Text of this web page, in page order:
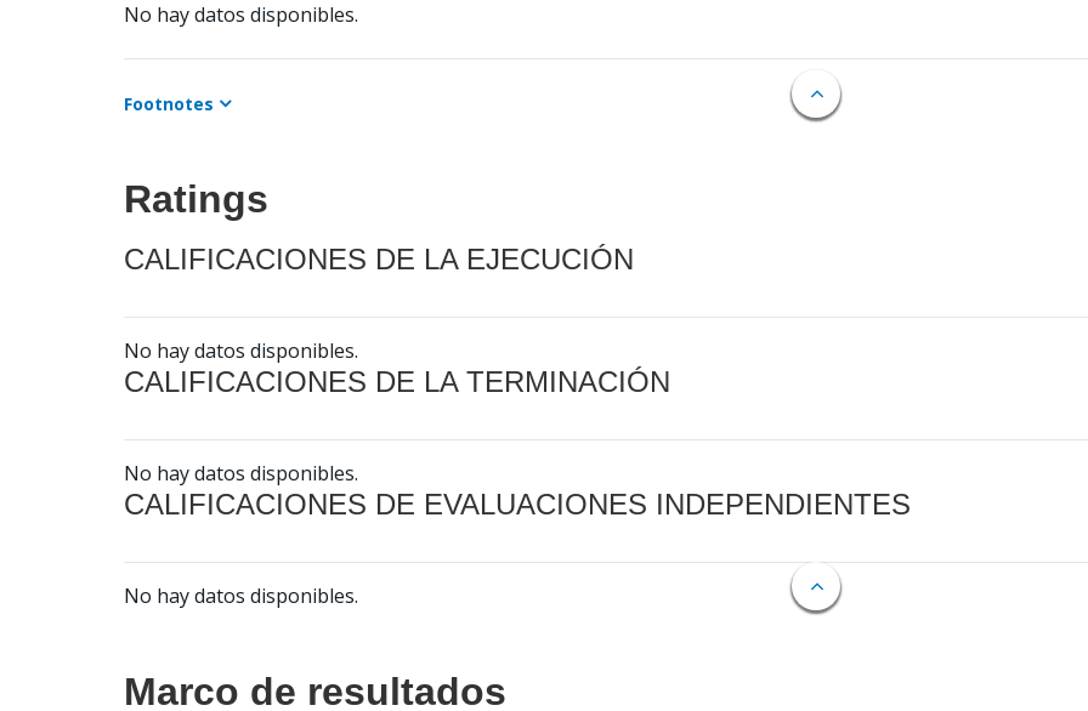
No hay datos disponibles.
Footnotes
Ratings
CALIFICACIONES DE LA EJECUCIÓN
No hay datos disponibles.
CALIFICACIONES DE LA TERMINACIÓN
No hay datos disponibles.
CALIFICACIONES DE EVALUACIONES INDEPENDIENTES
No hay datos disponibles.
Marco de resultados